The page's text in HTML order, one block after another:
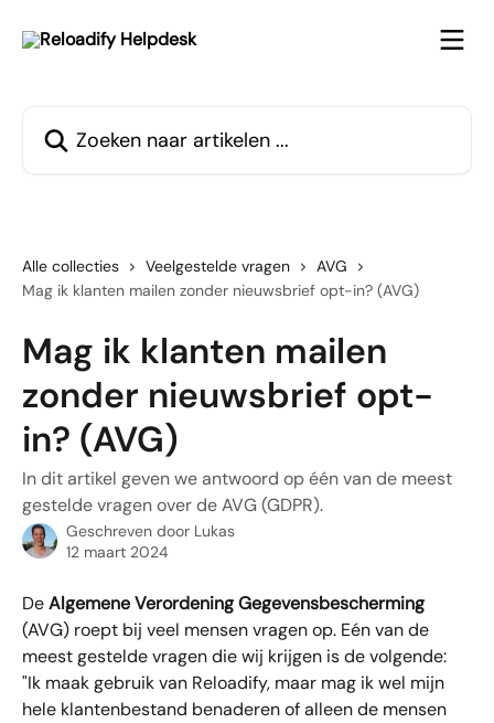
Alle collecties Veelgestelde vragen
AVG
Mag ik klanten mailen zonder nieuwsbrief opt-in? (AVG)
Mag ik klanten mailen
zonder nieuwsbrief opt-
in? (AVG)
In dit artikel geven we antwoord op één van de meest
gestelde vragen over de AVG (GDPR).
Geschreven door Lukas
12 maart 2024
De Algemene Verordening Gegevensbescherming
(AVG) roept bij veel mensen vragen op. Eén van de
meest gestelde vragen die wij krijgen is de volgende:
"Ik maak gebruik van Reloadify, maar mag ik wel mijn
hele klantenbestand benaderen of alleen de mensen